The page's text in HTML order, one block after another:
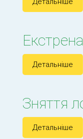
Детальніше
Зняття
Детальніше